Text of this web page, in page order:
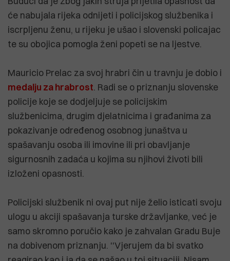
će nabujala rijeka odnijeti i policijskog službenika i
iscrpljenu ženu, u rijeku je ušao i slovenski policajac
te su obojica pomogla ženi popeti se na ljestve.
Mauricio Prelac za svoj hrabri čin u travnju je dobio i
medalju za hrabrost. Radi se o priznanju slovenske
policije koje se dodjeljuje se policijskim
službenicima, drugim djelatnicima i građanima za
pokazivanje određenog osobnog junaštva u
spašavanju osoba ili imovine ili pri obavljanje
sigurnosnih zadaća u kojima su njihovi životi bili
izloženi opasnosti.
Policijski službenik ni ovaj put nije želio isticati svoju
ulogu u akciji spašavanja turske državljanke, već je
samo skromno poručio kako je zahvalan Gradu Buje
na dobivenom priznanju. ''Vjerujem da bi svatko